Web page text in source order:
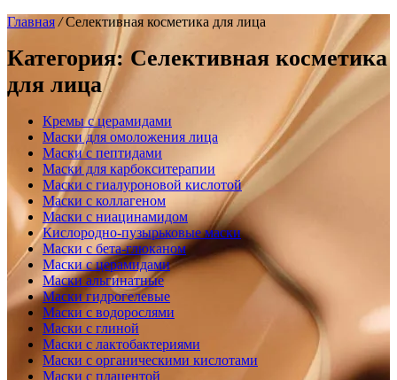
Главная /Селективная косметика для лица
Категория:Селективная косметика
для лица
Кремы с церамидами
Маски для омоложения лица
Маски с пептидами
Маски для карбокситерапии
Маски с гиалуроновой кислотой
Маски с коллагеном
Маски с ниацинамидом
Кислородно-пузырьковые маски
Маски с бета-глюканом
Маски с церамидами
Маски альгинатные
Маски гидрогелевые
Маски с водорослями
Маски с глиной
Маски с лактобактериями
Маски с органическими кислотами
Маски с плацентой